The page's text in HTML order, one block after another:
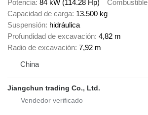
Potencia 84 kW (114.28 Hp) Combustible
Capacidad de carga 13.500 kg
Suspensión hidráulica
Profundidad de excavación 4,82 m
Radio de excavación 7,92 m
China
Jiangchun trading Co., Ltd.